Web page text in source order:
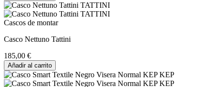
Cascos de montar
Casco Nettuno Tattini
185,00 €
Añadir al carrito